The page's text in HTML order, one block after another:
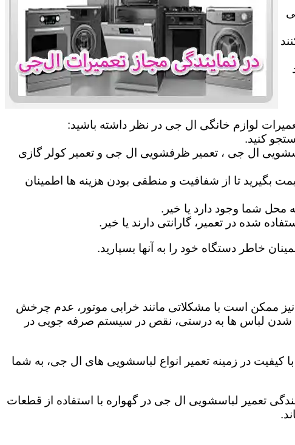
لوازم خانگی ال جی در نظر داشته باشید:
کنید.
ال جی ، تعمیر ظرفشویی ال جی و تعمیر کولر گازی
بگیرید تا از شفافیت و منطقی بودن هزینه ها اطمینان
محل شما وجود دارد یا خیر.
شده در تعمیر، گارانتی دارند یا خیر.
خاطر دستگاه خود را به آنها بسپارید.
نیز ممکن است با مشکلاتی مانند خرابی موتور، عدم چرخش
لباس ها به درستی، نقص در سیستم صرفه جویی در
کیفیت در زمینه تعمیر انواع لباسشویی های ال جی، به شما
تعمیر لباسشویی ال جی در گهواره با استفاده از قطعات